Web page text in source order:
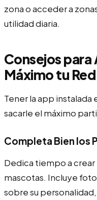
zona o acceder a
utilidad diaria.
Consejos para
Máximo tu
Tener la app instalada
sacarle el máximo
Completa Bien los
Dedica tiempo a
mascotas. Incluye
sobre su